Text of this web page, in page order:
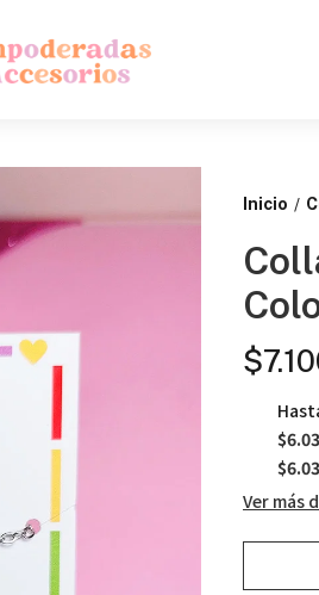
Inicio /
Ver más